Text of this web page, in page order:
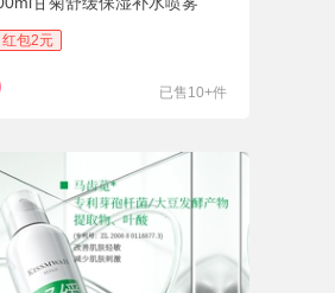
红包2元
已售10+件